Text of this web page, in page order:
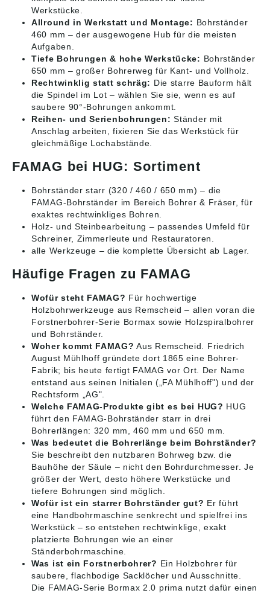
Werkstücke.
Allround in Werkstatt und Montage: Bohrständer
460 mm – der ausgewogene Hub für die meisten
Aufgaben.
Tiefe Bohrungen & hohe Werkstücke: Bohrständer
650 mm – großer Bohrerweg für Kant- und Vollholz.
Rechtwinklig statt schräg: Die starre Bauform hält
die Spindel im Lot – wählen Sie sie, wenn es auf
saubere 90°-Bohrungen ankommt.
Reihen- und Serienbohrungen: Ständer mit
Anschlag arbeiten, fixieren Sie das Werkstück für
gleichmäßige Lochabstände.
FAMAG bei HUG: Sortiment
Bohrständer starr (320 / 460 / 650 mm) – die
FAMAG-Bohrständer im Bereich Bohrer & Fräser, für
exaktes rechtwinkliges Bohren.
Holz- und Steinbearbeitung – passendes Umfeld für
Schreiner, Zimmerleute und Restauratoren.
alle Werkzeuge – die komplette Übersicht ab Lager.
Häufige Fragen zu FAMAG
Wofür steht FAMAG? Für hochwertige
Holzbohrwerkzeuge aus Remscheid – allen voran die
Forstnerbohrer-Serie Bormax sowie Holzspiralbohrer
und Bohrständer.
Woher kommt FAMAG? Aus Remscheid. Friedrich
August Mühlhoff gründete dort 1865 eine Bohrer-
Fabrik; bis heute fertigt FAMAG vor Ort. Der Name
entstand aus seinen Initialen („FA Mühlhoff") und der
Rechtsform „AG".
Welche FAMAG-Produkte gibt es bei HUG? HUG
führt den FAMAG-Bohrständer starr in drei
Bohrerlängen: 320 mm, 460 mm und 650 mm.
Was bedeutet die Bohrerlänge beim Bohrständer?
Sie beschreibt den nutzbaren Bohrweg bzw. die
Bauhöhe der Säule – nicht den Bohrdurchmesser. Je
größer der Wert, desto höhere Werkstücke und
tiefere Bohrungen sind möglich.
Wofür ist ein starrer Bohrständer gut? Er führt
eine Handbohrmaschine senkrecht und spielfrei ins
Werkstück – so entstehen rechtwinklige, exakt
platzierte Bohrungen wie an einer
Ständerbohrmaschine.
Was ist ein Forstnerbohrer? Ein Holzbohrer für
saubere, flachbodige Sacklöcher und Ausschnitte.
Die FAMAG-Serie Bormax 2.0 prima nutzt dafür einen